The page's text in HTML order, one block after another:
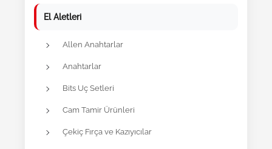
El Aletleri
Allen Anahtarlar
Anahtarlar
Bits Uç Setleri
Cam Tamir Ürünleri
Çekiç Fırça ve Kazıyıcılar